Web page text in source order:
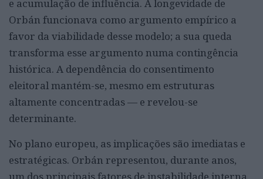
e acumulação de influência. A longevidade de
Orbán funcionava como argumento empírico a
favor da viabilidade desse modelo; a sua queda
transforma esse argumento numa contingência
histórica. A dependência do consentimento
eleitoral mantém-se, mesmo em estruturas
altamente concentradas — e revelou-se
determinante.
No plano europeu, as implicações são imediatas e
estratégicas. Orbán representou, durante anos,